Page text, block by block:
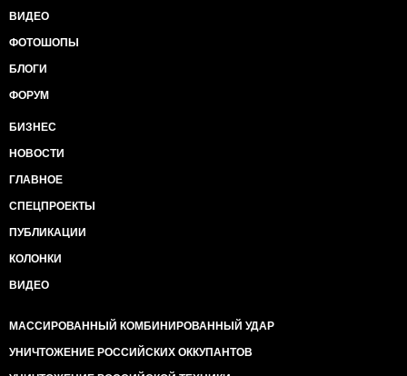
ВИДЕО
ФОТОШОПЫ
БЛОГИ
ФОРУМ
БИЗНЕС
НОВОСТИ
ГЛАВНОЕ
СПЕЦПРОЕКТЫ
ПУБЛИКАЦИИ
КОЛОНКИ
ВИДЕО
МАССИРОВАННЫЙ КОМБИНИРОВАННЫЙ УДАР
УНИЧТОЖЕНИЕ РОССИЙСКИХ ОККУПАНТОВ